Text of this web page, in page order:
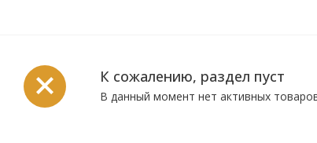
К сожалению, раздел пуст
В данный момент нет активных